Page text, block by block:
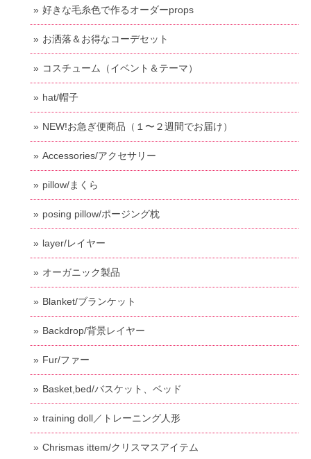
好きな毛糸色で作るオーダーprops
お洒落＆お得なコーデセット
コスチューム（イベント＆テーマ）
hat/帽子
NEW!お急ぎ便商品（１〜２週間でお届け）
Accessories/アクセサリー
pillow/まくら
posing pillow/ポージング枕
layer/レイヤー
オーガニック製品
Blanket/ブランケット
Backdrop/背景レイヤー
Fur/ファー
Basket,bed/バスケット、ベッド
training doll／トレーニング人形
Chrismas ittem/クリスマスアイテム